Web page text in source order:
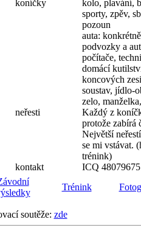
koníčky
kolo, plavání,
sporty, zpěv,
pozoun
auta:
podvozky a
počítače,
domácí
koncových
soustav, jídlo-
zelo,
neřesti
Každý z
protože zabírá
Největší
se mi vstávat.
trénink)
kontakt
ICQ 48079675
Trénink
soutěže: zde